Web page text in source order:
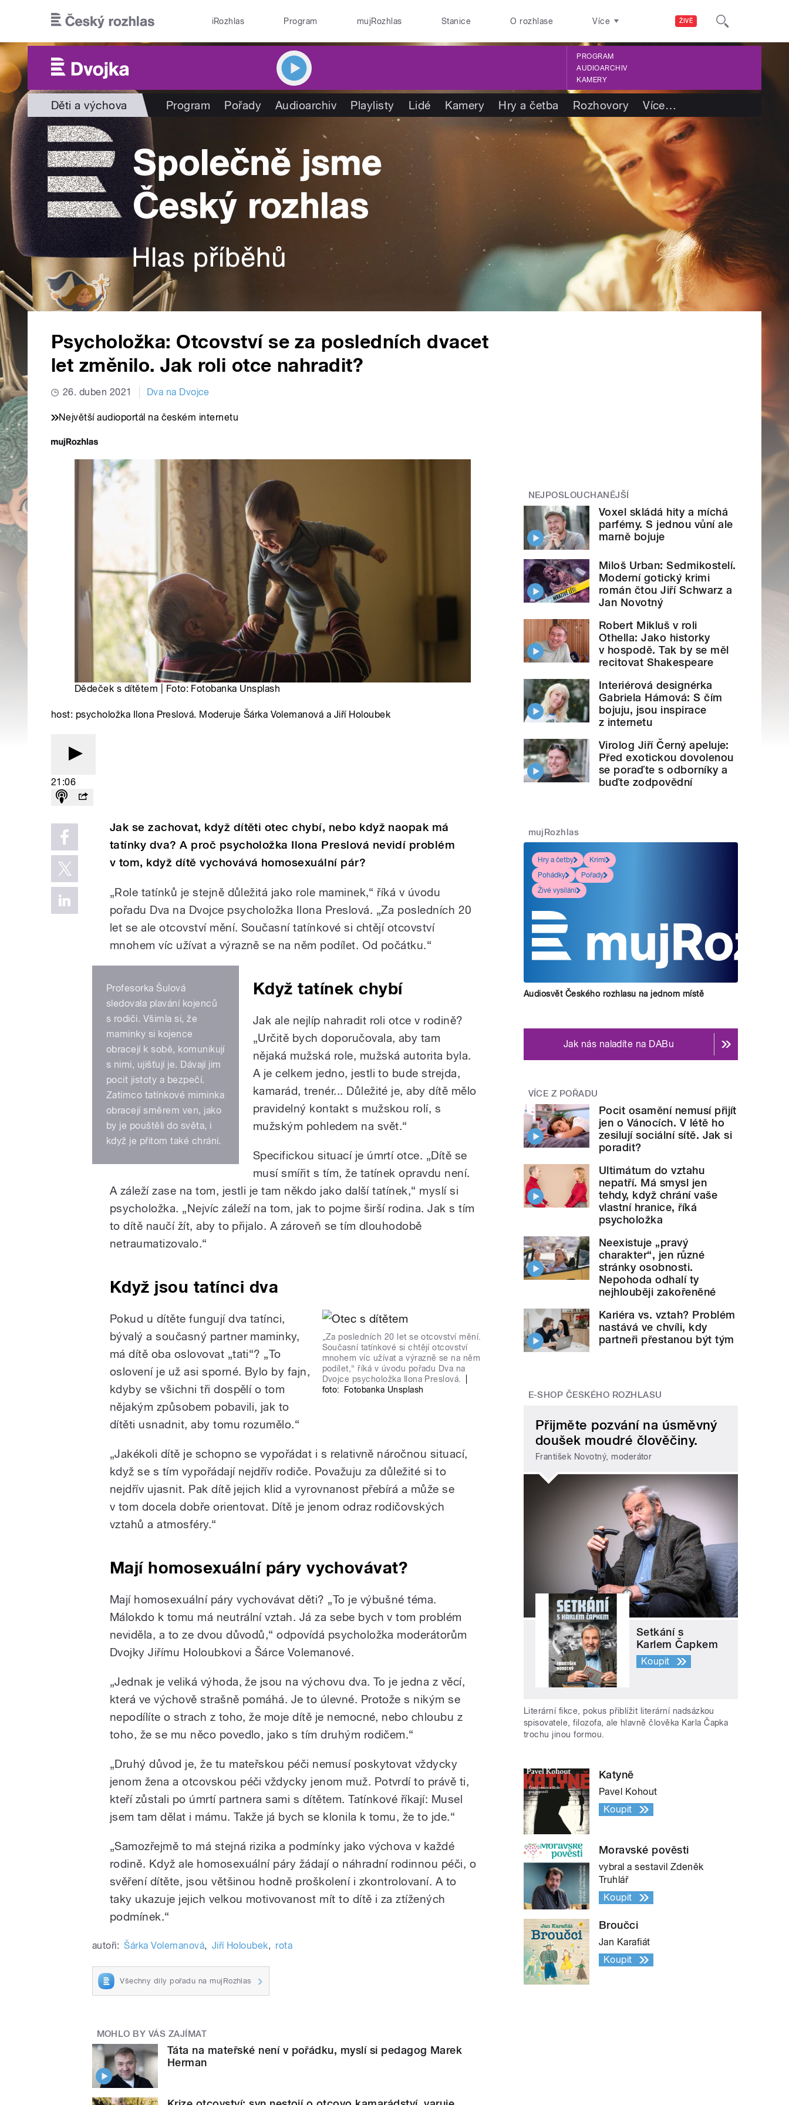
ŽIVĚ
iRozhlas Program mujRozhlas Stanice O rozhlase Více
PROGRAM
AUDIOARCHIV
KAMERY
Děti a výchova Program Pořady Audioarchiv Playlisty Lidé Kamery Hry a četba Rozhovory Více…
Psycholožka: Otcovství se za posledních dvacet
let změnilo. Jak roli otce nahradit?
26. duben 2021 Dva na Dvojce
Největší audioportál na českém internetu
Dědeček s dítětem | Foto: Fotobanka Unsplash
host: psycholožka Ilona Preslová. Moderuje Šárka Volemanová a Jiří Holoubek
21:06
Jak se zachovat, když dítěti otec chybí, nebo když naopak má
tatínky dva? A proč psycholožka Ilona Preslová nevidí problém
v tom, když dítě vychovává homosexuální pár?
„Role tatínků je stejně důležitá jako role maminek,“ říká v úvodu
pořadu Dva na Dvojce psycholožka Ilona Preslová. „Za posledních 20
let se ale otcovství mění. Současní tatínkové si chtějí otcovství
mnohem víc užívat a výrazně se na něm podílet. Od počátku.“
Profesorka Šulová
sledovala plavání kojenců
s rodiči. Všimla si, že
maminky si kojence
obracejí k sobě, komunikují
s nimi, ujišťují je. Dávají jim
pocit jistoty a bezpečí.
Zatímco tatínkové miminka
obracejí směrem ven, jako
by je pouštěli do světa, i
když je přitom také chrání.
Když tatínek chybí
Jak ale nejlíp nahradit roli otce v rodině?
„Určitě bych doporučovala, aby tam
nějaká mužská role, mužská autorita byla.
A je celkem jedno, jestli to bude strejda,
kamarád, trenér... Důležité je, aby dítě mělo
pravidelný kontakt s mužskou rolí, s
mužským pohledem na svět.“
Specifickou situací je úmrtí otce. „Dítě se
musí smířit s tím, že tatínek opravdu není.
A záleží zase na tom, jestli je tam někdo jako další tatínek,“ myslí si
psycholožka. „Nejvíc záleží na tom, jak to pojme širší rodina. Jak s tím
to dítě naučí žít, aby to přijalo. A zároveň se tím dlouhodobě
netraumatizovalo.“
Když jsou tatínci dva
„Za posledních 20 let se otcovství mění.
Současní tatínkové si chtějí otcovství
mnohem víc užívat a výrazně se na něm
podílet,“ říká v úvodu pořadu Dva na
Dvojce psycholožka Ilona Preslová.
foto:
Fotobanka Unsplash
Pokud u dítěte fungují dva tatínci,
bývalý a současný partner maminky,
má dítě oba oslovovat „tati“? „To
oslovení je už asi sporné. Bylo by fajn,
kdyby se všichni tři dospělí o tom
nějakým způsobem pobavili, jak to
dítěti usnadnit, aby tomu rozumělo.“
„Jakékoli dítě je schopno se vypořádat i s relativně náročnou situací,
když se s tím vypořádají nejdřív rodiče. Považuju za důležité si to
nejdřív ujasnit. Pak dítě jejich klid a vyrovnanost přebírá a může se
v tom docela dobře orientovat. Dítě je jenom odraz rodičovských
vztahů a atmosféry.“
Mají homosexuální páry vychovávat?
Mají homosexuální páry vychovávat děti? „To je výbušné téma.
Málokdo k tomu má neutrální vztah. Já za sebe bych v tom problém
neviděla, a to ze dvou důvodů,“ odpovídá psycholožka moderátorům
Dvojky Jiřímu Holoubkovi a Šárce Volemanové.
„Jednak je veliká výhoda, že jsou na výchovu dva. To je jedna z věcí,
která ve výchově strašně pomáhá. Je to úlevné. Protože s nikým se
nepodílíte o strach z toho, že moje dítě je nemocné, nebo chloubu z
toho, že se mu něco povedlo, jako s tím druhým rodičem.“
„Druhý důvod je, že tu mateřskou péči nemusí poskytovat vždycky
jenom žena a otcovskou péči vždycky jenom muž. Potvrdí to právě ti,
kteří zůstali po úmrtí partnera sami s dítětem. Tatínkové říkají: Musel
jsem tam dělat i mámu. Takže já bych se klonila k tomu, že to jde.“
„Samozřejmě to má stejná rizika a podmínky jako výchova v každé
rodině. Když ale homosexuální páry žádají o náhradní rodinnou péči, o
svěření dítěte, jsou většinou hodně proškolení i zkontrolovaní. A to
taky ukazuje jejich velkou motivovanost mít to dítě i za ztížených
podmínek.“
autoři: Šárka Volemanová, Jiří Holoubek, rota
Všechny díly pořadu na mujRozhlas
MOHLO BY VÁS ZAJÍMAT
Táta na mateřské není v pořádku, myslí si pedagog Marek
Herman
NEJPOSLOUCHANĚJŠÍ
Voxel skládá hity a míchá
parfémy. S jednou vůní ale
marně bojuje
Miloš Urban: Sedmikostelí.
Moderní gotický krimi
román čtou Jiří Schwarz a
Jan Novotný
Robert Mikluš v roli
Othella: Jako historky
v hospodě. Tak by se měl
recitovat Shakespeare
Interiérová designérka
Gabriela Hámová: S čím
bojuju, jsou inspirace
z internetu
Virolog Jiří Černý apeluje:
Před exotickou dovolenou
se poraďte s odborníky a
buďte zodpovědní
mujRozhlas
Hry a četby
Krimi
Pohádky
Pořady
Živé vysílání
Audiosvět Českého rozhlasu na jednom místě
Jak nás naladíte na DABu
VÍCE Z POŘADU
Pocit osamění nemusí přijít
jen o Vánocích. V létě ho
zesilují sociální sítě. Jak si
poradit?
Ultimátum do vztahu
nepatří. Má smysl jen
tehdy, když chrání vaše
vlastní hranice, říká
psycholožka
Neexistuje „pravý
charakter“, jen různé
stránky osobnosti.
Nepohoda odhalí ty
nejhlouběji zakořeněné
Kariéra vs. vztah? Problém
nastává ve chvíli, kdy
partneři přestanou být tým
E-SHOP ČESKÉHO ROZHLASU
Přijměte pozvání na úsměvný
doušek moudré člověčiny.
František Novotný, moderátor
Setkání s
Karlem Čapkem
Koupit
Literární fikce, pokus přiblížit literární nadsázkou
spisovatele, filozofa, ale hlavně člověka Karla Čapka
trochu jinou formou.
Katyně
Pavel Kohout
Koupit
Moravské pověsti
vybral a sestavil Zdeněk
Truhlář
Koupit
Broučci
Jan Karafiát
Koupit